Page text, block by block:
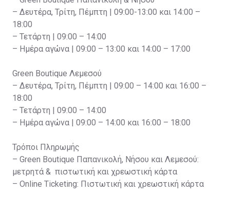
– Δευτέρα, Τρίτη, Πέμπτη | 09:00-13:00 και 14:00 –
18:00
– Τετάρτη | 09:00 – 14:00
– Ημέρα αγώνα | 09:00 – 13:00 και 14:00 – 17:00
Green Boutique Λεμεσού
– Δευτέρα, Τρίτη, Πέμπτη | 09:00 – 14:00 και 16:00 –
18:00
– Τετάρτη | 09:00 – 14:00
– Ημέρα αγώνα | 09:00 – 14:00 και 16:00 – 18:00
Τρόποι Πληρωμής
– Green Boutique Παπανικολή, Νήσου και Λεμεσού:
μετρητά & πιστωτική και χρεωστική κάρτα
– Online Ticketing: Πιστωτική και χρεωστική κάρτα